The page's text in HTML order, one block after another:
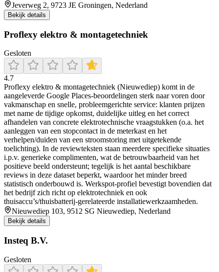
Jeverweg 2, 9723 JE Groningen, Nederland
Bekijk details
Proflexy elektro & montagetechniek
Gesloten
4.7
Proflexy elektro & montagetechniek (Nieuwediep) komt in de
aangeleverde Google Places-beoordelingen sterk naar voren door
vakmanschap en snelle, probleemgerichte service: klanten prijzen
met name de tijdige opkomst, duidelijke uitleg en het correct
afhandelen van concrete elektrotechnische vraagstukken (o.a. het
aanleggen van een stopcontact in de meterkast en het
verhelpen/duiden van een stroomstoring met uitgetekende
toelichting). In de reviewteksten staan meerdere specifieke situaties
i.p.v. generieke complimenten, wat de betrouwbaarheid van het
positieve beeld ondersteunt; tegelijk is het aantal beschikbare
reviews in deze dataset beperkt, waardoor het minder breed
statistisch onderbouwd is. Werkspot-profiel bevestigt bovendien dat
het bedrijf zich richt op elektrotechniek en ook
thuisaccu’s/thuisbatterij-gerelateerde installatiewerkzaamheden.
Nieuwediep 103, 9512 SG Nieuwediep, Nederland
Bekijk details
Insteq B.V.
Gesloten